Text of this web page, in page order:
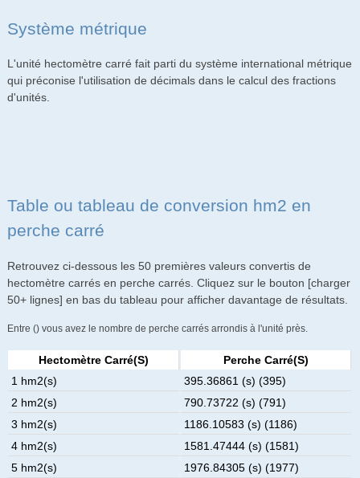
Système métrique
L'unité hectomètre carré fait parti du système international métrique
qui préconise l'utilisation de décimals dans le calcul des fractions
d'unités.
Table ou tableau de conversion hm2 en
perche carré
Retrouvez ci-dessous les 50 premières valeurs convertis de
hectomètre carrés en perche carrés. Cliquez sur le bouton [charger
50+ lignes] en bas du tableau pour afficher davantage de résultats.
Entre () vous avez le nombre de perche carrés arrondis à l'unité près.
Hectomètre Carré(s)
Perche Carré(s)
1 hm2(s)
395.36861 (s) (395)
2 hm2(s)
790.73722 (s) (791)
3 hm2(s)
1186.10583 (s) (1186)
4 hm2(s)
1581.47444 (s) (1581)
5 hm2(s)
1976.84305 (s) (1977)